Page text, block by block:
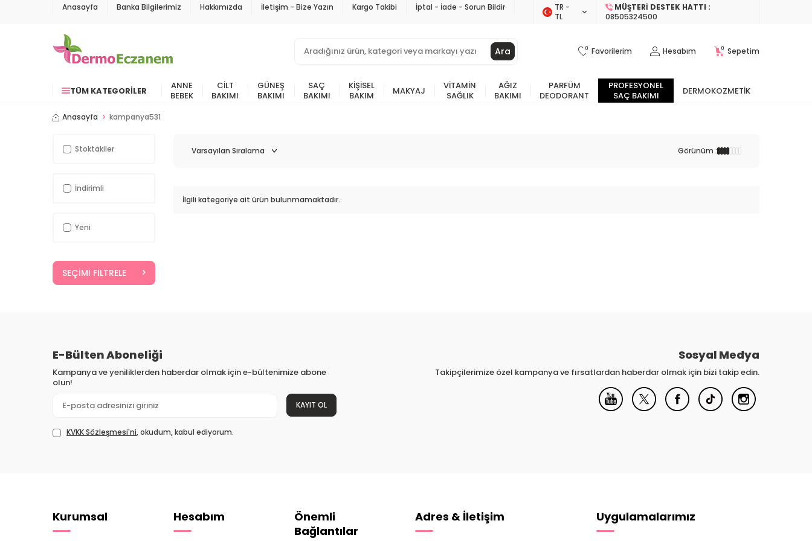
Anasayfa Banka Bilgilerimiz Hakkımızda İletişim - Bize Yazın Kargo Takibi İptal - İade - Sorun Bildir
TR −
TL
MÜŞTERI DESTEK HATTI :
08505324500
Ara 0 Favorilerim Hesabım 0 Sepetim
TÜM KATEGORILER
ANNE
BEBEK
CILT
BAKIMI
GÜNEŞ
BAKIMI
SAÇ
BAKIMI
KIŞISEL
BAKIM
MAKYAJ
VITAMIN
SAĞLIK
AĞIZ
BAKIMI
PARFÜM
DEODORANT
PROFESYONEL
SAÇ BAKIMI
DERMOKOZMETIK
Anasayfa kampanya531
Stoktakiler
İndirimli
Yeni
SEÇIMI FILTRELE
Görünüm :
İlgili kategoriye ait ürün bulunmamaktadır.
E-Bülten Aboneliği
Kampanya ve yeniliklerden haberdar olmak için e-bültenimize abone
olun!
KAYIT OL
KVKK Sözleşmesi'ni, okudum, kabul ediyorum.
Sosyal Medya
Takipçilerimize özel kampanya ve fırsatlardan haberdar olmak için bizi takip edin.
Kurumsal Hesabım
Önemli
Bağlantılar
Adres & İletişim Uygulamalarımız